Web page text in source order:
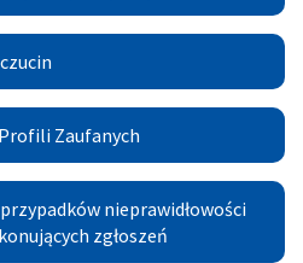
Zaufanych
nieprawidłowości
zgłoszeń